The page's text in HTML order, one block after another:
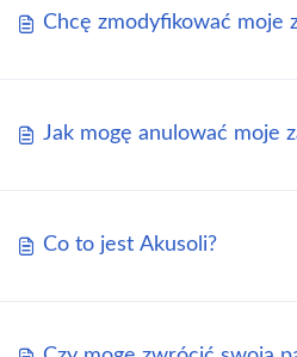
Chcę zmodyfikować moje
Jak mogę anulować moje
Co to jest Akusoli?